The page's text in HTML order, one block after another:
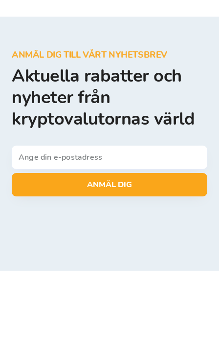
ANMÄL DIG TILL VÅRT NYHETSBREV
Aktuella rabatter och
nyheter från
kryptovalutornas värld
ANMÄL DIG